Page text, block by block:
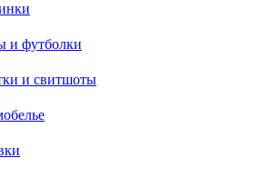
и футболки
и свитшоты